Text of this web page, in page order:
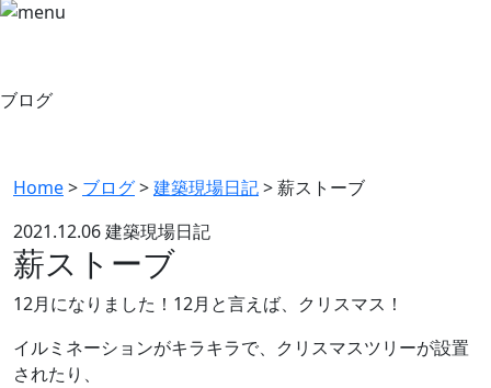
ブログ
Home> ブログ>建築現場日記>薪ストーブ
2021.12.06建築現場日記
薪ストーブ
12月になりました！12月と言えば、クリスマス！
イルミネーションがキラキラで、クリスマスツリーが設置
されたり、